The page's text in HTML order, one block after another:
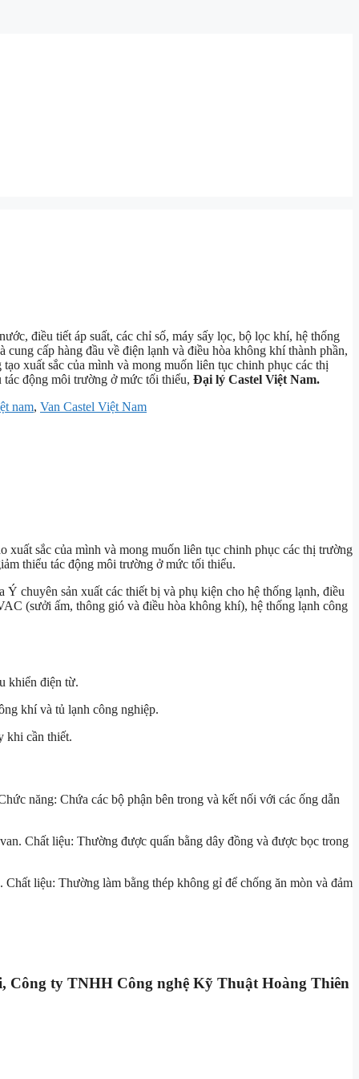
điều tiết áp suất, các chỉ số, máy sấy lọc, bộ lọc khí, hệ thống
cấp hàng đầu về điện lạnh và điều hòa không khí thành phần,
xuất sắc của mình và mong muốn liên tục chinh phục các thị
động môi trường ở mức tối thiểu, Đại lý Castel Việt Nam.
nam, Van Castel Việt Nam
sắc của mình và mong muốn liên tục chinh phục các thị trường
thiểu tác động môi trường ở mức tối thiểu.
chuyên sản xuất các thiết bị và phụ kiện cho hệ thống lạnh, điều
(sưởi ấm, thông gió và điều hòa không khí), hệ thống lạnh công
khiển điện từ.
khí và tủ lạnh công nghiệp.
khi cần thiết.
năng: Chứa các bộ phận bên trong và kết nối với các ống dẫn
Chất liệu: Thường được quấn bằng dây đồng và được bọc trong
liệu: Thường làm bằng thép không gỉ để chống ăn mòn và đảm
Công ty TNHH Công nghệ Kỹ Thuật Hoàng Thiên